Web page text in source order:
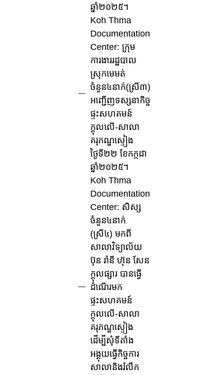
ឆ្នាំ២០២៥។
Koh Thma
Documentation
Center: ក្រុម
ការងាររដ្ឋបាល
ស្រុកមេមត់
ចំនួន៤នាក់(ស្រី៣)
អញ្ជើញទស្សនាកិច្ច
ផ្ទះសហគមន៍
ក្តុលលើ-សាលា
គរុភណ្ឌស្ទៀង
ថ្ងៃទី២២ ខែកក្កដា
ឆ្នាំ២០២៥។
Koh Thma
Documentation
Center: សិស្ស
ចំនួន៤នាក់
(ស្រី៤) មកពី
សាលាវិទ្យាល័យ
ប៊ុន រ៉ានី ហ៊ុន សែន
ក្ដុលផ្សារ បានធ្វើ
ដំណើរមក
ផ្ទះសហគមន៍
ក្តុលលើ-សាលា
គរុភណ្ឌស្ទៀង
ដើម្បីសុំទីតាំង
អង្គុយធ្វើកិច្ចការ
សាលានិងរំលឹក